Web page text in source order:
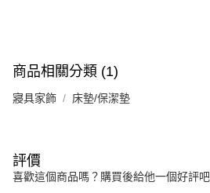
商品相關分類 (1)
寢具家飾 床墊/保潔墊
評價
喜歡這個商品嗎？購買後給他一個好評吧